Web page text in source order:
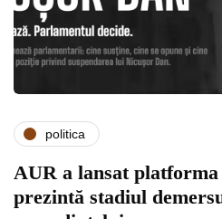
politica
AUR a lansat
prezintă stadiul